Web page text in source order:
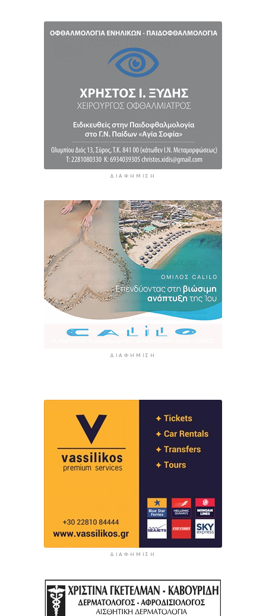
Αυξήθηκαν οι Έλληνες που αποφάσισαν να
διακόψουν το κάπνισμα
ΔΙΑΦΉΜΙΣΗ
ΔΙΑΦΉΜΙΣΗ
ΔΙΑΦΉΜΙΣΗ